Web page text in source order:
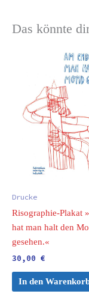
Das könnte
Drucke
Risographie-Plakat
hat man halt den
gesehen.«
30,00 €
In den